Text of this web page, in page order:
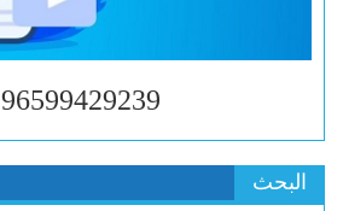
96599429239+
البحث